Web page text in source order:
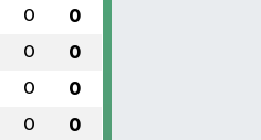
0 0
0 0
0 0
0 0